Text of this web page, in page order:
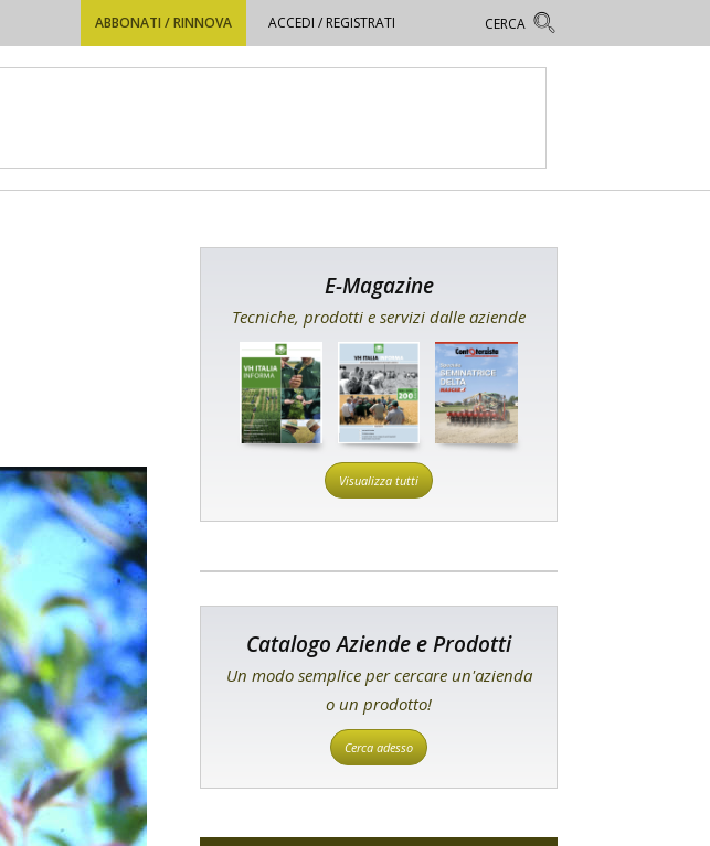
ABBONATI / RINNOVA ACCEDI / REGISTRATI
E-Magazine
Tecniche, prodotti e servizi dalle aziende
Visualizza tutti
Catalogo Aziende e Prodotti
Un modo semplice per cercare un'azienda
o un prodotto!
Cerca adesso